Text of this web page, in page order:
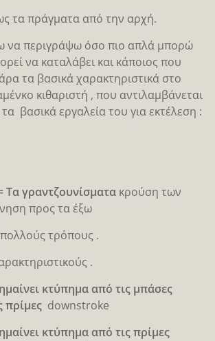
τα πράγματα από την αρχή.
περιγράψω όσο πιο απλά μπορώ
να καταλάβει και κάποιος που
τα βασικά χαρακτηριστικά στο
κιθαριστή , που αντιλαμβάνεται
βασικά εργαλεία του για εκτέλεση :
Τα γραντζουνίσματα κρούση των
προς τα έξω
τρόπους .
.
κτύπημα από τις μπάσες
πρίμες downstroke
κτύπημα από τις πρίμες